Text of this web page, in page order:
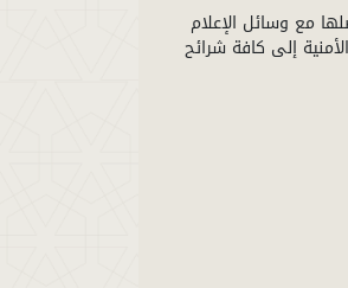
مع وسائل الإعلام
إلى كافة شرائح